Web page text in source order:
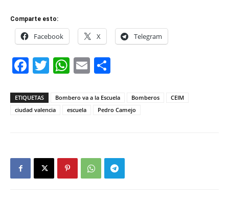
Comparte esto:
Facebook X Telegram
Facebook
Twitter
WhatsApp
Email
ETIQUETAS Bombero va a la Escuela Bomberos
CEIM
ciudad valencia
escuela Pedro Camejo